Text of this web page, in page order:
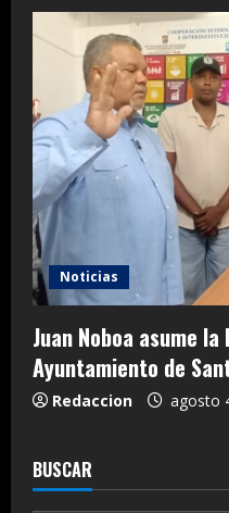
Noticias
Juan Noboa asume
Ayuntamiento de
Redaccion agosto
BUSCAR